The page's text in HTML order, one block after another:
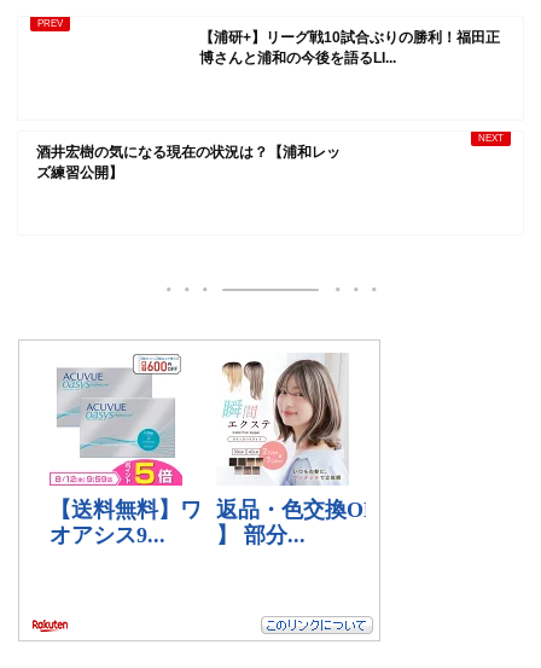
【浦研+】リーグ戦10試合ぶりの勝利！福田正
博さんと浦和の今後を語るLI...
酒井宏樹の気になる現在の状況は？【浦和レッ
ズ練習公開】